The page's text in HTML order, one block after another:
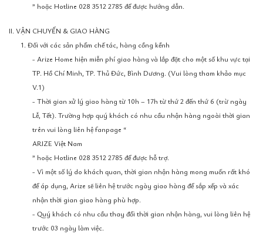
” hoặc Hotline 028 3512 2785 để được hướng dẫn.
II. VẬN CHUYỂN & GIAO HÀNG
1. Đối với các sản phẩm chế tác, hàng cồng kềnh
- Arize Home hiện miễn phí giao hàng và lắp đặt cho một số khu vực tại
TP. Hồ Chí Minh, TP. Thủ Đức, Bình Dương. (Vui lòng tham khảo mục
V.1)
- Thời gian xử lý giao hàng từ 10h – 17h từ thứ 2 đến thứ 6 (trừ ngày
Lễ, Tết). Trường hợp quý khách có nhu cầu nhận hàng ngoài thời gian
trên vui lòng liên hệ fanpage “
ARIZE Việt Nam
” hoặc Hotline 028 3512 2785 để được hỗ trợ.
- Vì một số lý do khách quan, thời gian nhận hàng mong muốn rất khó
để áp dụng, Arize sẽ liên hệ trước ngày giao hàng để sắp xếp và xác
nhận thời gian giao hàng phù hợp.
- Quý khách có nhu cầu thay đổi thời gian nhận hàng, vui lòng liên hệ
trước 03 ngày làm việc.